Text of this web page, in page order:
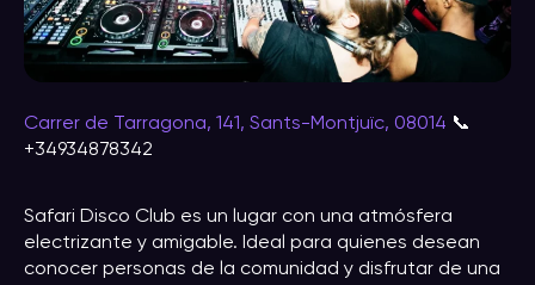
Carrer de Tarragona, 141, Sants-Montjuïc, 08014 📞
+34934878342
Safari Disco Club es un lugar con una atmósfera
electrizante y amigable. Ideal para quienes desean
conocer personas de la comunidad y disfrutar de una